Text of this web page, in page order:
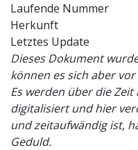
Laufende Nummer
Herkunft
Letztes Update
Dieses Dokument
können es sich aber
Es werden über die
digitalisiert und hier
und zeitaufwändig ist,
Geduld.